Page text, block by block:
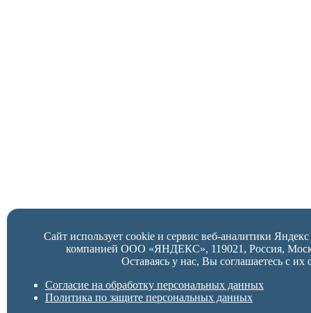
Сайт использует cookie и сервис веб-аналитики
компанией ООО «ЯНДЕКС», 119021, Россия,
Оставаясь у нас, Вы соглашаетесь с их
Согласие на обработку персональных данных
Политика по защите персональных данных